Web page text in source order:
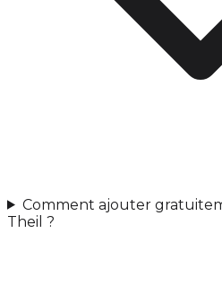
Comment ajouter
Theil ?